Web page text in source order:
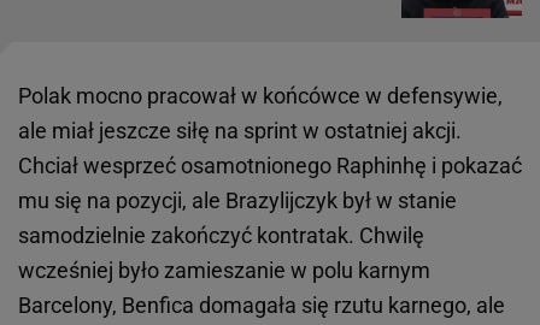
Polak mocno pracował w końcówce w defensywie,
ale miał jeszcze siłę na sprint w ostatniej akcji.
Chciał wesprzeć osamotnionego Raphinhę i pokazać
mu się na pozycji, ale Brazylijczyk był w stanie
samodzielnie zakończyć kontratak. Chwilę
wcześniej było zamieszanie w polu karnym
Barcelony, Benfica domagała się rzutu karnego, ale